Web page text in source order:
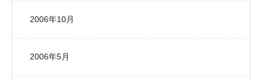
2006年10月
2006年5月